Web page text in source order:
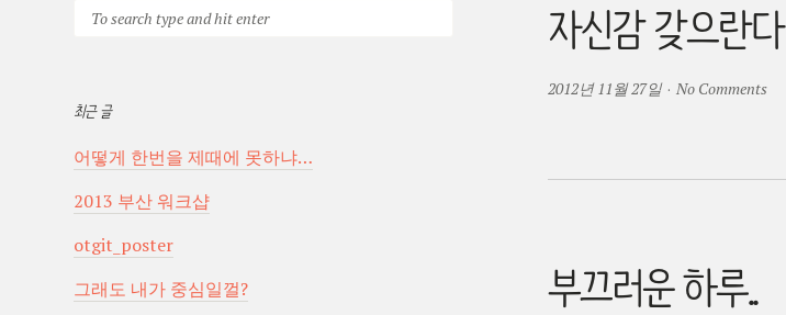
자신감 갖으란다
2012년 11월 27일 · No Comments
부끄러운 하루..
최근 글
어떻게 한번을 제때에 못하냐…
2013 부산 워크샵
otgit_poster
그래도 내가 중심일껄?